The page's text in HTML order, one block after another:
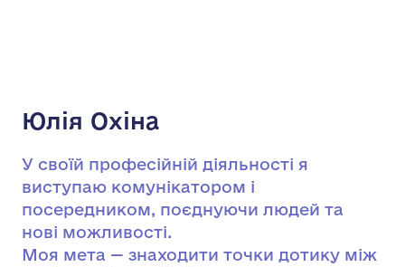
Юлія Охіна
У своїй професійній діяльності я
виступаю комунікатором і
посередником, поєднуючи людей та
нові можливості.
Моя мета — знаходити точки дотику між